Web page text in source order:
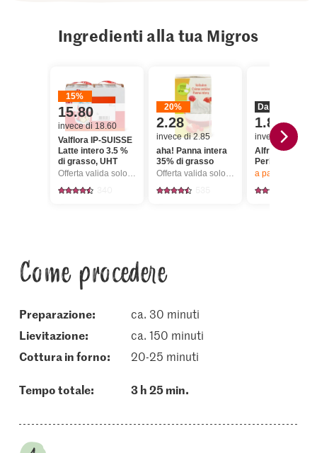
Ingredienti alla tua Migros
15%
15.80
invece di 18.60
Valflora IP-SUISSE
Latte intero 3.5 %
di grasso, UHT
Offerta valida solo dal 6.8 al 12.8.2026, fino a esaurimento dello stock.
20%
2.28
invece di 2.85
aha! Panna intera
35% di grasso
Offerta valida solo dal 6.8 al 12.8.2026, fino a esaurimento dello stock.
Da 2 pezzi
1.82
invece di 2.60
Alfredo
Perline
a partire da 2
Come procedere
Preparazione:
ca. 30 minuti
lievitazione:
ca. 150 minuti
cottura in forno:
20-25 minuti
Tempo totale: 3 h 25 min.